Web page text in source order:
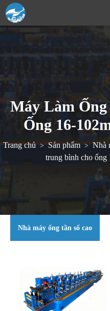
Máy Làm
Ống 16-
Trang chủ>Sản phẩm > Nhà
trung bình cho ống
Nhà máy ống tần số cao